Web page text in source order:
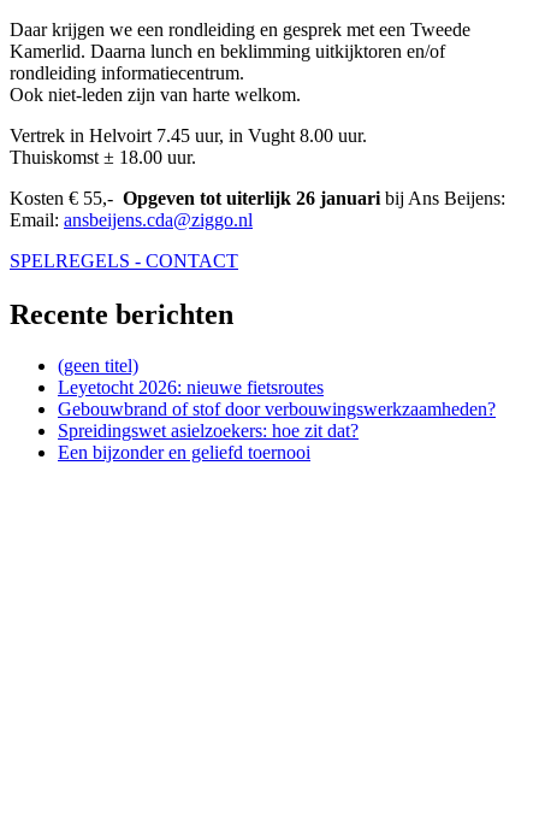
Daar krijgen we een rondleiding en gesprek met een Tweede
Kamerlid. Daarna lunch en beklimming uitkijktoren en/of
rondleiding informatiecentrum.
Ook niet-leden zijn van harte welkom.
Vertrek in Helvoirt 7.45 uur, in Vught 8.00 uur.
Thuiskomst ± 18.00 uur.
Kosten € 55,- Opgeven tot uiterlijk 26 januari bij Ans Beijens:
Email: ansbeijens.cda@ziggo.nl
SPELREGELS - CONTACT
Recente berichten
(geen titel)
Leyetocht 2026: nieuwe fietsroutes
Gebouwbrand of stof door verbouwingswerkzaamheden?
Spreidingswet asielzoekers: hoe zit dat?
Een bijzonder en geliefd toernooi